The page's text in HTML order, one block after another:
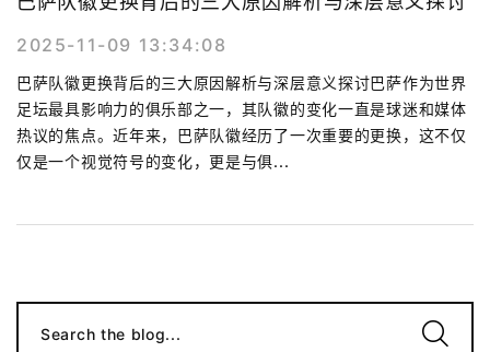
2025-11-09 13:34:08
巴萨队徽更换背后的三大原因解析与深层意义探讨巴萨作为世界
足坛最具影响力的俱乐部之一，其队徽的变化一直是球迷和媒体
热议的焦点。近年来，巴萨队徽经历了一次重要的更换，这不仅
仅是一个视觉符号的变化，更是与俱...
Search the blog...